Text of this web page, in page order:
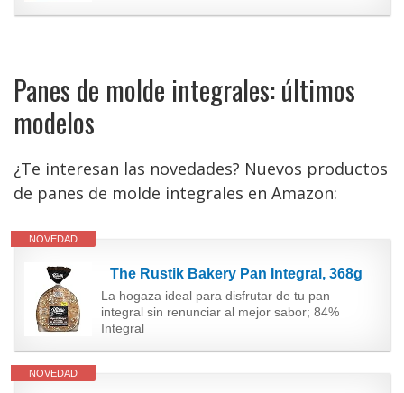
Panes de molde integrales: últimos
modelos
¿Te interesan las novedades? Nuevos productos
de panes de molde integrales en Amazon:
NOVEDAD
The Rustik Bakery Pan Integral, 368g
La hogaza ideal para disfrutar de tu pan
integral sin renunciar al mejor sabor; 84%
Integral
NOVEDAD